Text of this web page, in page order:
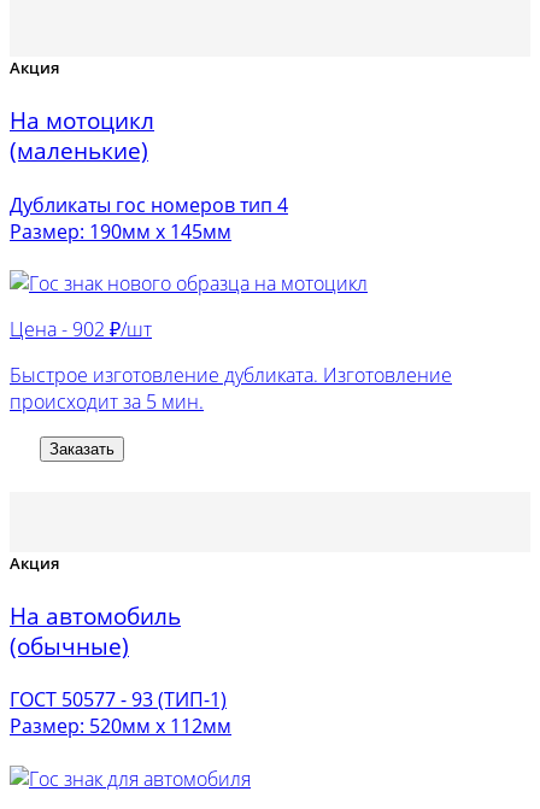
Акция
На мотоцикл
(маленькие)
Дубликаты гос номеров тип 4
Размер: 190мм х 145мм
Цена - 902 ₽/шт
Быстрое изготовление дубликата. Изготовление
происходит за 5 мин.
Заказать
Акция
На автомобиль
(обычные)
ГОСТ 50577 - 93 (ТИП-1)
Размер: 520мм х 112мм